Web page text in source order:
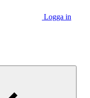
Logga in